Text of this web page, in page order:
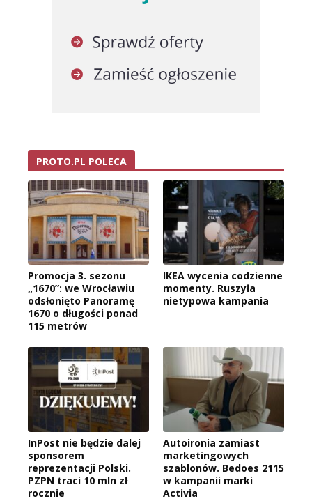
PROTO.PL POLECA
Promocja 3. sezonu
„1670”: we Wrocławiu
odsłonięto Panoramę
1670 o długości ponad
115 metrów
IKEA wycenia codzienne
momenty. Ruszyła
nietypowa kampania
InPost nie będzie dalej
sponsorem
reprezentacji Polski.
PZPN traci 10 mln zł
rocznie
Autoironia zamiast
marketingowych
szablonów. Bedoes 2115
w kampanii marki
Activia